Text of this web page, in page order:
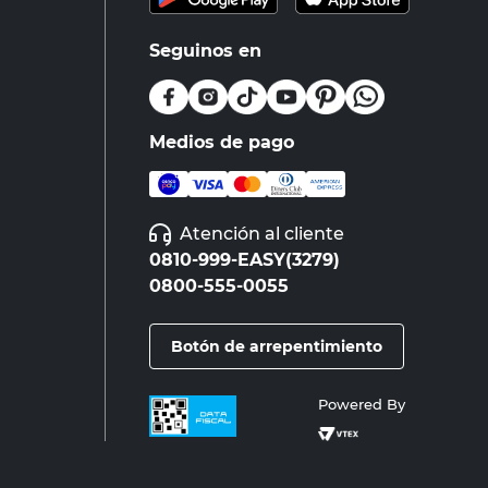
Seguinos en
Medios de pago
Atención al cliente
0810-999-EASY(3279)
0800-555-0055
Botón de arrepentimiento
Powered By